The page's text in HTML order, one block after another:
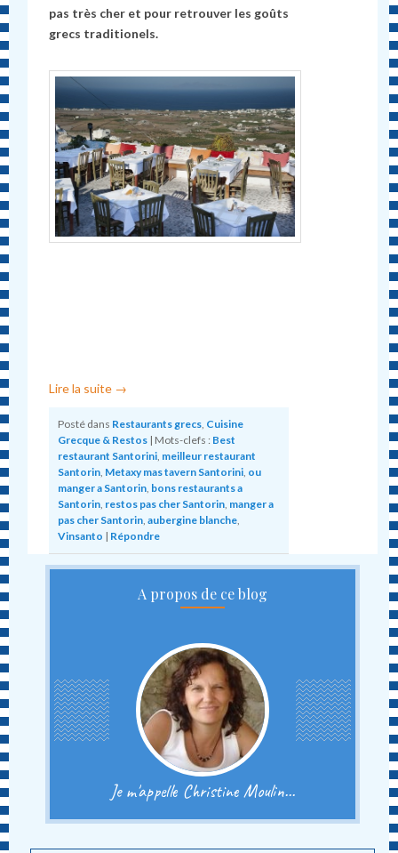
pas très cher et pour retrouver les goûts
grecs traditionels.
Lire la suite →
Posté dans Restaurants grecs, Cuisine
Grecque & Restos | Mots-clefs : Best
restaurant Santorini, meilleur restaurant
Santorin, Metaxy mas tavern Santorini, ou
manger a Santorin, bons restaurants a
Santorin, restos pas cher Santorin, manger a
pas cher Santorin,aubergine blanche,
Vinsanto | Répondre
A propos de ce blog
Je m'appelle Christine Moulin...